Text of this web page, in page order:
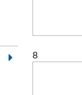
8